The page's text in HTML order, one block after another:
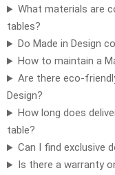
What materials are
tables?
Do Made in Design
How to maintain a
Are there eco-
Design?
How long does
table?
Can I find exclusive
Is there a warranty